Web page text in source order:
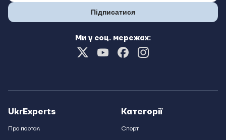
Підписатися
Ми у соц. мережах:
UkrExperts
Про портал
Категорії
Спорт